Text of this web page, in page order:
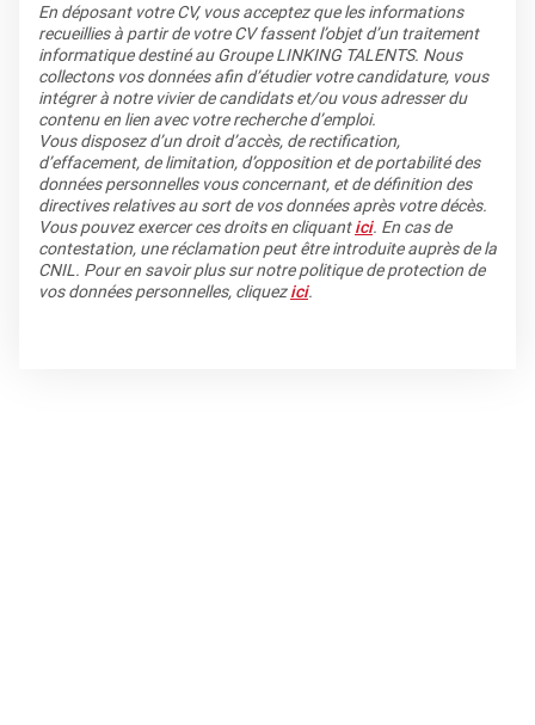
En déposant votre CV, vous acceptez que les informations
recueillies à partir de votre CV fassent l’objet d’un traitement
informatique destiné au Groupe LINKING TALENTS. Nous
collectons vos données afin d’étudier votre candidature, vous
intégrer à notre vivier de candidats et/ou vous adresser du
contenu en lien avec votre recherche d’emploi.
Vous disposez d’un droit d’accès, de rectification,
d’effacement, de limitation, d’opposition et de portabilité des
données personnelles vous concernant, et de définition des
directives relatives au sort de vos données après votre décès.
Vous pouvez exercer ces droits en cliquantici. En cas de
contestation, une réclamation peut être introduite auprès de la
CNIL. Pour en savoir plus sur notre politique de protection de
vos données personnelles, cliquezici.